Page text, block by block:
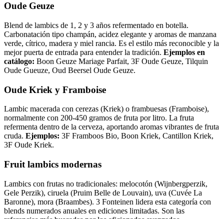
Oude Geuze
Blend de lambics de 1, 2 y 3 años refermentado en botella.
Carbonatación tipo champán, acidez elegante y aromas de manzana
verde, cítrico, madera y miel rancia. Es el estilo más reconocible y la
mejor puerta de entrada para entender la tradición. Ejemplos en
catálogo: Boon Geuze Mariage Parfait, 3F Oude Geuze, Tilquin
Oude Gueuze, Oud Beersel Oude Geuze.
Oude Kriek y Framboise
Lambic macerada con cerezas (Kriek) o frambuesas (Framboise),
normalmente con 200-450 gramos de fruta por litro. La fruta
refermenta dentro de la cerveza, aportando aromas vibrantes de fruta
cruda. Ejemplos: 3F Framboos Bio, Boon Kriek, Cantillon Kriek,
3F Oude Kriek.
Fruit lambics modernas
Lambics con frutas no tradicionales: melocotón (Wijnbergperzik,
Gele Perzik), ciruela (Pruim Belle de Louvain), uva (Cuvée La
Baronne), mora (Braambes). 3 Fonteinen lidera esta categoría con
blends numerados anuales en ediciones limitadas. Son las